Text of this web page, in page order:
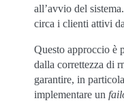
all’avvio del
circa i clienti attivi da
Questo approccio è
dalla correttezza di
garantire, in
implementare un